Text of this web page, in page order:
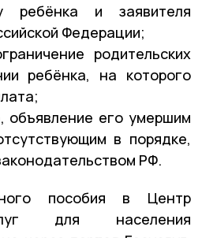
ребёнка и заявителя
Федерации;
родительских
ребёнка, на которого
объявление его умершим
в порядке,
РФ.
пособия в Центр
для населения